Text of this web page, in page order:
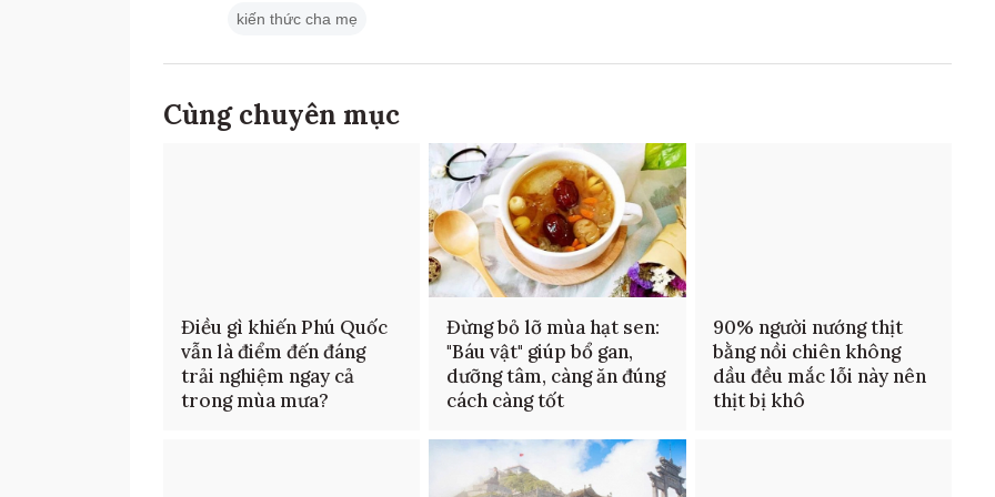
kiến thức cha mẹ
Cùng chuyên mục
Điều gì khiến Phú Quốc
vẫn là điểm đến đáng
trải nghiệm ngay cả
trong mùa mưa?
Đừng bỏ lỡ mùa hạt sen:
"Báu vật" giúp bổ gan,
dưỡng tâm, càng ăn đúng
cách càng tốt
90% người nướng thịt
bằng nồi chiên không
dầu đều mắc lỗi này nên
thịt bị khô